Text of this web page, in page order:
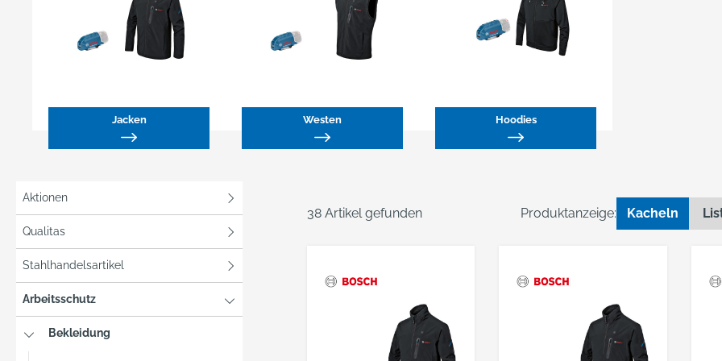
Jacken Westen Hoodies
Aktionen
Qualitas
Stahlhandelsartikel
Arbeitsschutz
Bekleidung
38 Artikel gefunden Produktanzeige: Kacheln